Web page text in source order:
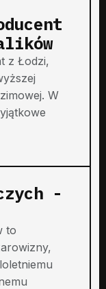
z Łodzi,
W
-
to